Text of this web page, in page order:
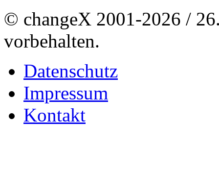
© changeX 2001-2026 /
vorbehalten.
Datenschutz
Impressum
Kontakt